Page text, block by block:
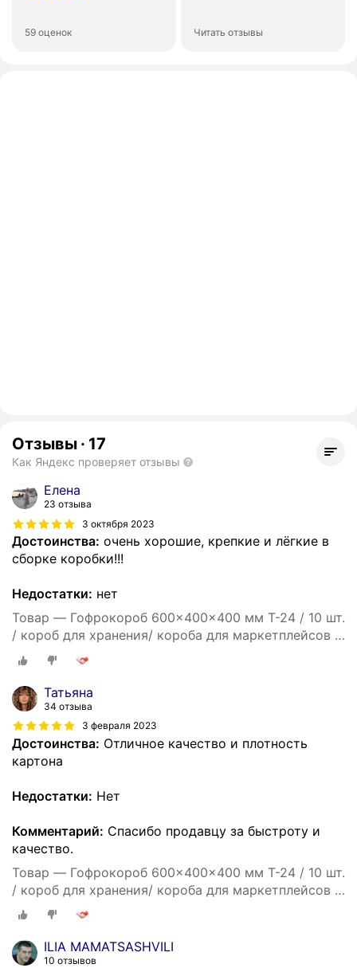
59 оценок Читать отзывы
Отзывы · 17
Как Яндекс проверяет отзывы
Елена
23 отзыва
3 октября 2023
Достоинства: очень хорошие, крепкие и лёгкие в
сборке коробки!!!
Недостатки: нет
Товар — Гофрокороб 600x400x400 мм Т-24 / 10 шт.
/ короб для хранения/ короба для маркетплейсов /
гофрокоробки / для переезда / Коробка картонная
60*40*40
Татьяна
34 отзыва
3 февраля 2023
Достоинства: Отличное качество и плотность
картона
Недостатки: Нет
Комментарий: Спасибо продавцу за быстроту и
качество.
Товар — Гофрокороб 600x400x400 мм Т-24 / 10 шт.
/ короб для хранения/ короба для маркетплейсов /
гофрокоробки / для переезда / Коробка картонная
60*40*40
ILIA MAMATSASHVILI
10 отзывов